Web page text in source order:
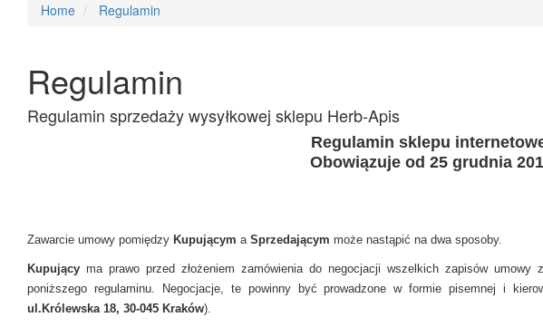
Home Regulamin
Regulamin
Regulamin sprzedaży wysyłkowej sklepu Herb-Apis
Regulamin sklepu
Obowiązuje od 25 grudnia
Zawarcie umowy pomiędzy Kupującym a Sprzedającym może nastąpić na dwa sposoby.
Kupujący ma prawo przed złożeniem zamówienia do negocjacji wszelkich zapisów umowy
poniższego regulaminu. Negocjacje, te powinny być prowadzone w formie pisemnej i
ul.Królewska 18, 30-045 Kraków).